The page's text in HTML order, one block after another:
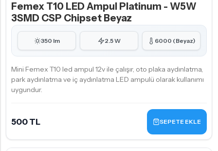
Femex T10 LED Ampul Platinum - W5W
3SMD CSP Chipset Beyaz
350 lm 2.5 W 6000 (Beyaz)
Mini Femex T10 led ampul 12v ile çalışır, oto plaka aydınlatma,
park aydınlatma ve iç aydınlatma LED ampulü olarak kullanımı
uygundur.
500 TL SEPETE EKLE